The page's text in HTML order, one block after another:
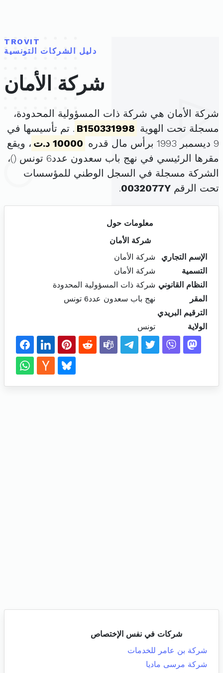
TROVIT
دليل الشركات التونسية
شركة الأمان
شركة الأمان هي شركة ذات المسؤولية المحدودة،
مسجلة تحت الهوية B150331998 . تم تأسيسها في
9 ديسمبر 1993 برأس مال قدره
10000 د.ت
، ويقع
مقرها الرئيسي في نهج باب سعدون عدد6 تونس (
)،
الشركة مسجلة في السجل الوطني للمؤسسات
تحت الرقم 0032077Y
.
معلومات حول
شركة الأمان
الإسم التجاري
شركة الأمان
التسمية
شركة الأمان
النظام القانوني شركة ذات المسؤولية المحدودة
المقر
نهج باب سعدون عدد6 تونس
الترقيم البريدي
الولاية
تونس
شركات في نفس الإختصاص
شركة بن عامر للخدمات
شركة مرسى ماديا